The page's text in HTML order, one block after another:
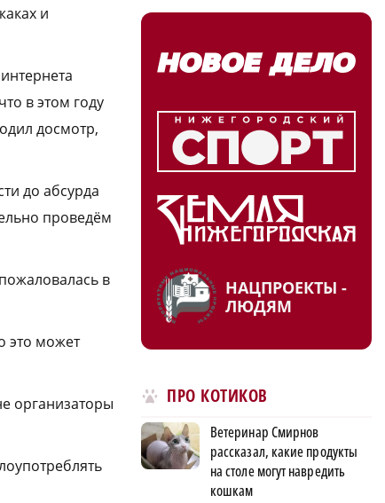
и
в этом году
досмотр,
до абсурда
проведём
в
это может
организаторы
НАЦПРОЕКТЫ -
ЛЮДЯМ
ПРО КОТИКОВ
Ветеринар Смирнов
рассказал, какие продукты
на столе могут навредить
кошкам